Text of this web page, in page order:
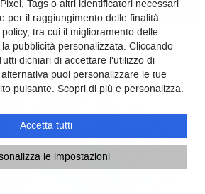
Tags o altri identificatori necessari
per il raggiungimento delle finalità
tra cui il miglioramento delle
pubblicità personalizzata. Cliccando
dichiari di accettare l'utilizzo di
puoi personalizzare le tue
pulsante. Scopri di più e personalizza.
Accetta tutti
le impostazioni